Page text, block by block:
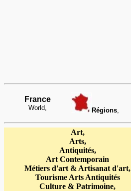
France
World, Régions,
Art,
Arts,
Antiquités,
Art Contemporain
Métiers d'art & Artisanat d'art,
Tourisme Arts Antiquités
Culture & Patrimoine,